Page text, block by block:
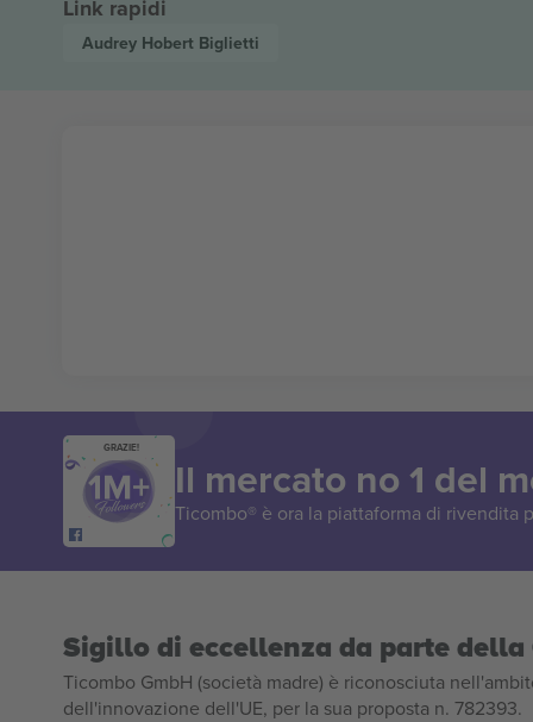
Link rapidi
Audrey Hobert Biglietti
GRAZIE!
Il mercato no 1 del
Ticombo® è ora la piattaforma di rivendita
Sigillo di eccellenza da parte
Ticombo GmbH (società madre) è riconosciuta
dell'innovazione dell'UE, per la sua proposta n. 782393.